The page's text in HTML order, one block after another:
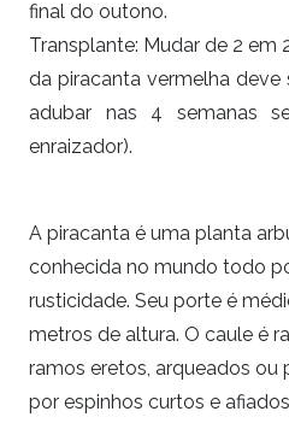
final do outono.
Transplante: Mudar de 2 em
da piracanta vermelha
adubar nas 4 semanas
enraizador).
A piracanta é uma planta
conhecida no mundo todo
rusticidade. Seu porte é
metros de altura. O caule é
ramos eretos, arqueados ou
por espinhos curtos e